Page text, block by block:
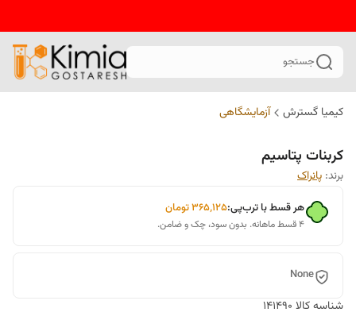
جستجو
کیمیا گسترش آزمایشگاهی
کربنات پتاسیم
برند: پانراک
هر قسط با ترب‌پی:۳۶۵٬۱۲۵تومان
۴ قسط ماهانه. بدون سود، چک و ضامن.
None
شناسه کالا 141490